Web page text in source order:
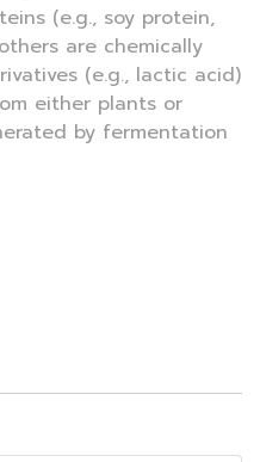
(e.g., soy protein,
are chemically
(e.g., lactic acid)
either plants or
by fermentation